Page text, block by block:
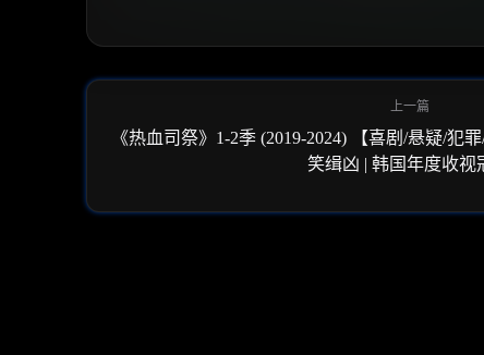
《热血司祭》1-2季 (2019-2024) 【喜剧/悬疑/犯
笑缉凶 | 韩国年度收视